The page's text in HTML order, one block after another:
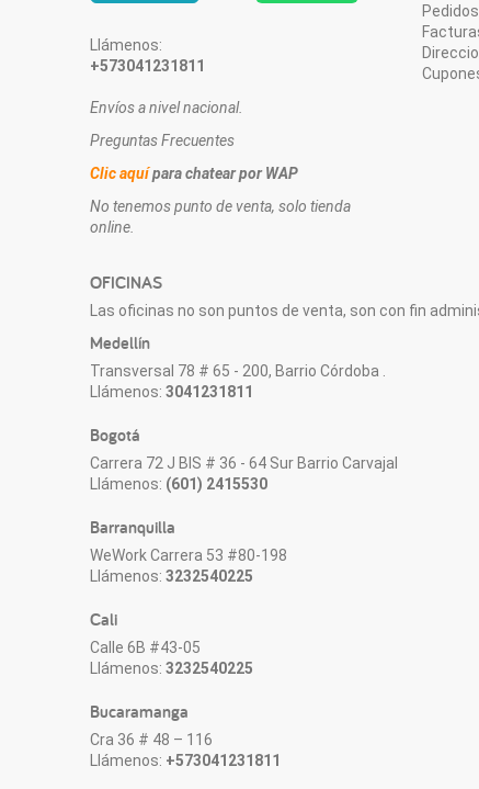
Llámenos:
+573041231811
Envíos a nivel nacional.
Preguntas Frecuentes
Clic aquípara chatear por WAP
No tenemos punto de venta, solo tienda
online.
OFICINAS
Las oficinas no son puntos de venta, son con fin
Medellín
Transversal 78 # 65 - 200, Barrio Córdoba .
Llámenos:3041231811
Bogotá
Carrera 72 J BIS # 36 - 64 Sur Barrio Carvajal
Llámenos: (601) 2415530
Barranquilla
WeWork Carrera 53 #80-198
Llámenos:3232540225
Cali
Calle 6B #43-05
Llámenos:3232540225
Bucaramanga
Cra 36 # 48 – 116
Llámenos: +573041231811
Pedidos